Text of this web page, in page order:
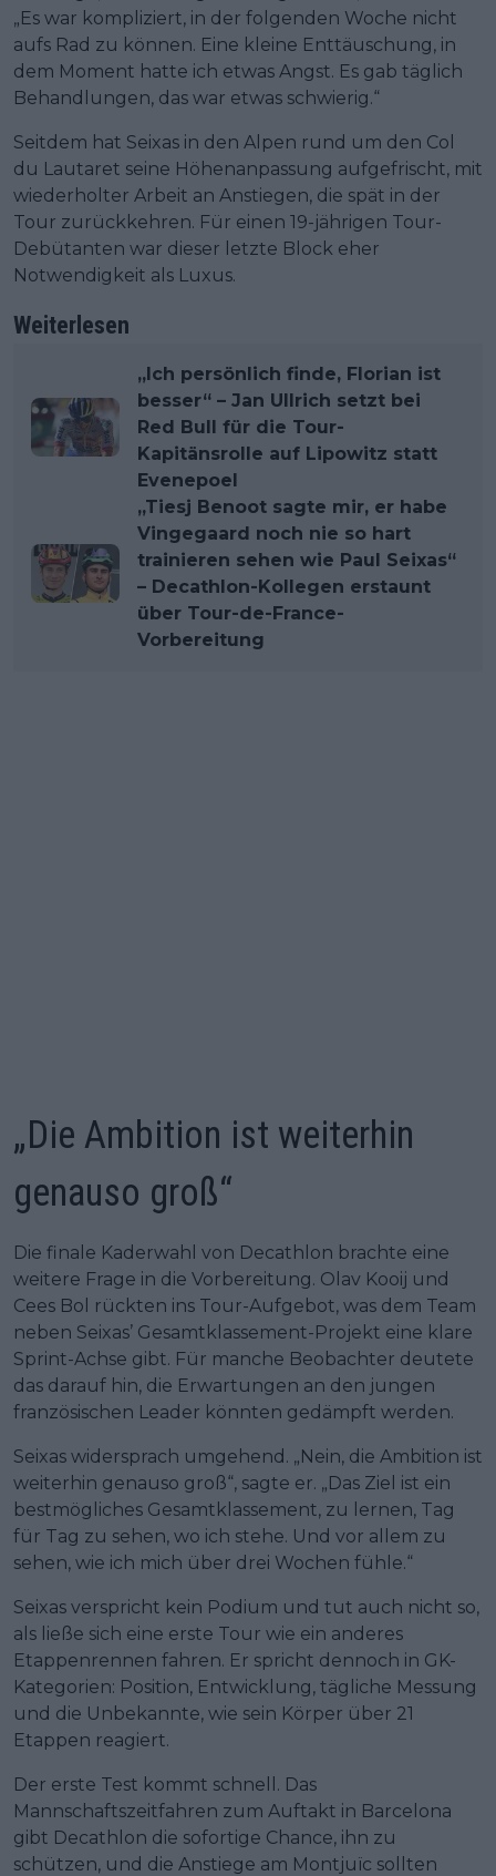
„Es war kompliziert, in der folgenden Woche nicht
aufs Rad zu können. Eine kleine Enttäuschung, in
dem Moment hatte ich etwas Angst. Es gab täglich
Behandlungen, das war etwas schwierig.“
Seitdem hat Seixas in den Alpen rund um den Col
du Lautaret seine Höhenanpassung aufgefrischt, mit
wiederholter Arbeit an Anstiegen, die spät in der
Tour zurückkehren. Für einen 19-jährigen Tour-
Debütanten war dieser letzte Block eher
Notwendigkeit als Luxus.
Weiterlesen
„Ich persönlich finde, Florian ist
besser“ – Jan Ullrich setzt bei
Red Bull für die Tour-
Kapitänsrolle auf Lipowitz statt
Evenepoel
„Tiesj Benoot sagte mir, er habe
Vingegaard noch nie so hart
trainieren sehen wie Paul Seixas“
– Decathlon-Kollegen erstaunt
über Tour-de-France-
Vorbereitung
„Die Ambition ist weiterhin
genauso groß“
Die finale Kaderwahl von Decathlon brachte eine
weitere Frage in die Vorbereitung. Olav Kooij und
Cees Bol rückten ins Tour-Aufgebot, was dem Team
neben Seixas’ Gesamtklassement-Projekt eine klare
Sprint-Achse gibt. Für manche Beobachter deutete
das darauf hin, die Erwartungen an den jungen
französischen Leader könnten gedämpft werden.
Seixas widersprach umgehend. „Nein, die Ambition ist
weiterhin genauso groß“, sagte er. „Das Ziel ist ein
bestmögliches Gesamtklassement, zu lernen, Tag
für Tag zu sehen, wo ich stehe. Und vor allem zu
sehen, wie ich mich über drei Wochen fühle.“
Seixas verspricht kein Podium und tut auch nicht so,
als ließe sich eine erste Tour wie ein anderes
Etappenrennen fahren. Er spricht dennoch in GK-
Kategorien: Position, Entwicklung, tägliche Messung
und die Unbekannte, wie sein Körper über 21
Etappen reagiert.
Der erste Test kommt schnell. Das
Mannschaftszeitfahren zum Auftakt in Barcelona
gibt Decathlon die sofortige Chance, ihn zu
schützen, und die Anstiege am Montjuïc sollten